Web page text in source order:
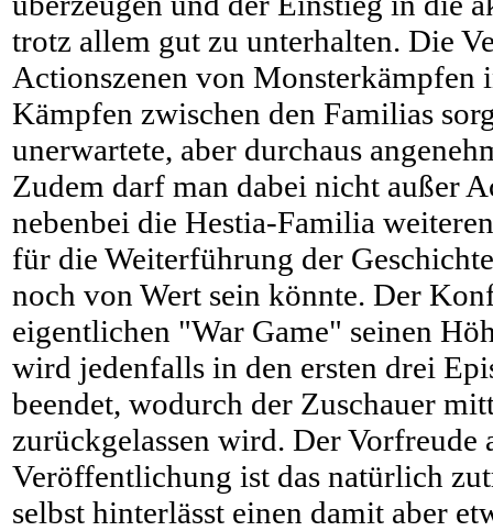
trotz allem gut zu unterhalten. Die
Actionszenen von Monsterkämpfen
Kämpfen zwischen den Familias
unerwartete, aber durchaus
Zudem darf man dabei nicht außer
nebenbei die Hestia-Familia
für die Weiterführung der
noch von Wert sein könnte. Der
eigentlichen "War Game" seinen
wird jedenfalls in den ersten drei
beendet, wodurch der Zuschauer
zurückgelassen wird. Der Vorfreude
Veröffentlichung ist das natürlich
selbst hinterlässt einen damit aber